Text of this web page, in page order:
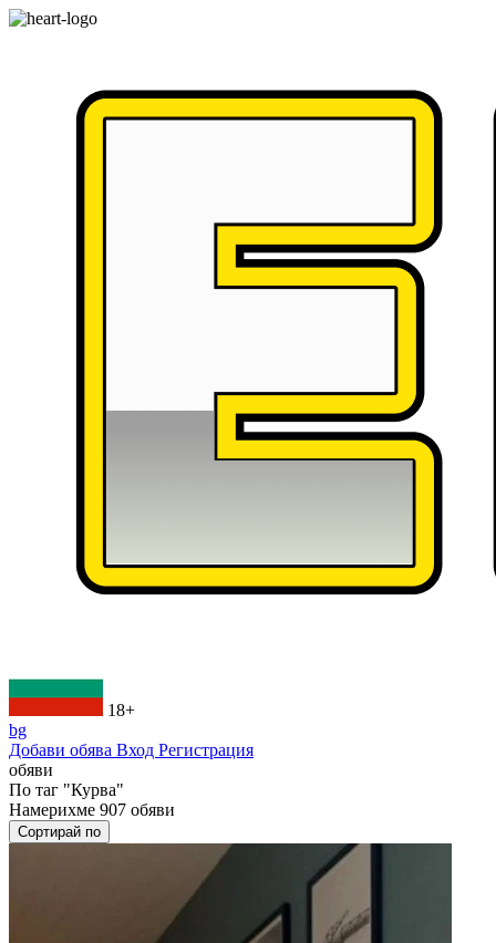
18+
bg
Добави обява Вход Регистрация
обяви
По таг "Курва"
Намерихме 907 обяви
Сортирай по